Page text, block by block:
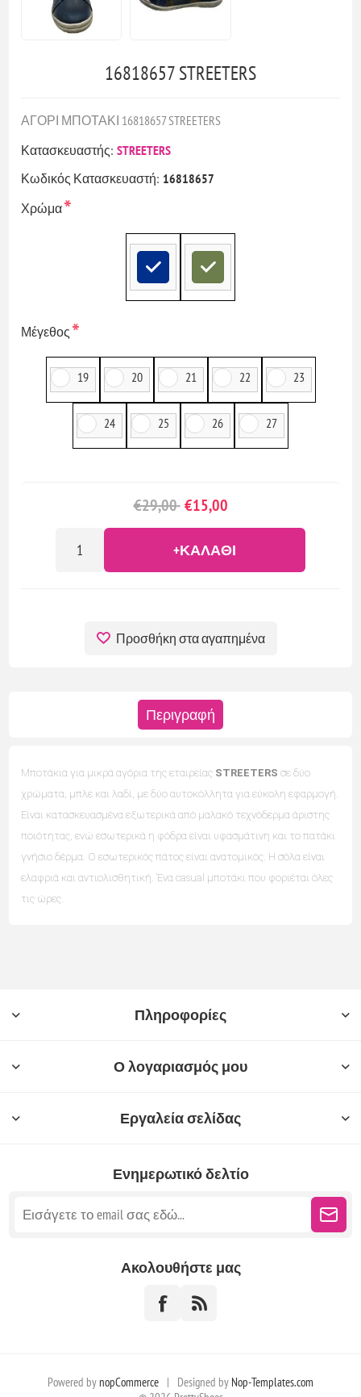
16818657 STREETERS
ΑΓΟΡΙ ΜΠΟΤΑΚΙ 16818657 STREETERS
Κατασκευαστής: STREETERS
Κωδικός Κατασκευαστή: 16818657
Χρώμα*
Μέγεθος*
19 20 21 22 23
24 25 26 27
€29,00 €15,00
+ΚΑΛΆΘΙ
Προσθήκη στα αγαπημένα
Περιγραφή
Μποτάκια για μικρά αγόρια της εταιρείας STREETERSσε δύο
χρώματα, μπλε και λαδί, με δύο αυτοκόλλητα για εύκολη εφαρμογή.
Είναι κατασκευασμένα εξωτερικά από μαλακό τεχνόδερμα άριστης
ποιότητας, ενώ εσωτερικά η φόδρα είναι υφασμάτινη και το πατάκι
γνήσιο δέρμα. Ο εσωτερικός πάτος είναι ανατομικός. Η σόλα είναι
ελαφριά και αντιολισθητική. Ένα casual μποτάκι που φοριέται όλες
τις ώρες.
Πληροφορίες
Ο λογαριασμός μου
Εργαλεία σελίδας
Ενημερωτικό δελτίο
Ακολουθήστε μας
Powered by nopCommerce | Designed by Nop-Templates.com